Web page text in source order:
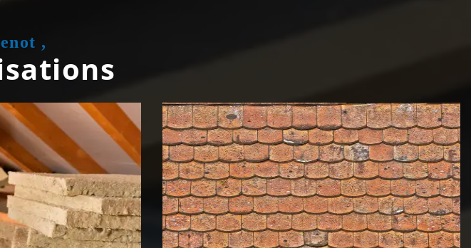
,
Nettoyage et démoussage de